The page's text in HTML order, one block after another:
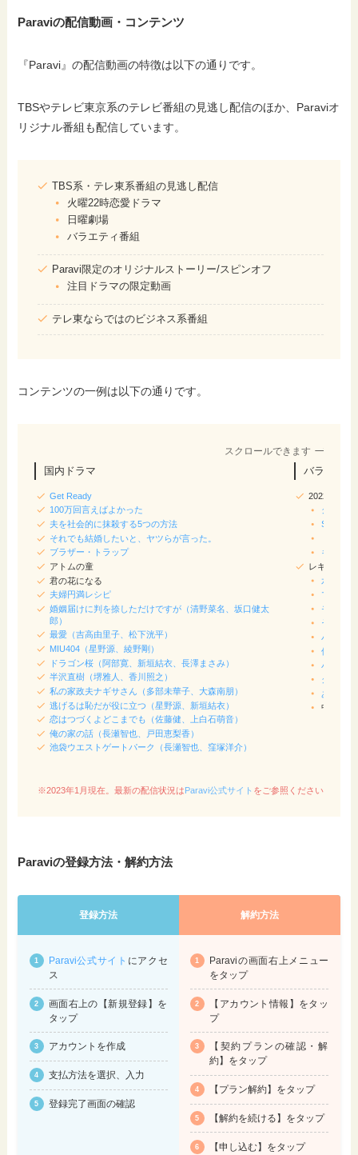
Paraviの配信動画・コンテンツ
『Paravi』の配信動画の特徴は以下の通りです。
TBSやテレビ東京系のテレビ番組の見逃し配信のほか、Paraviオ
リジナル番組も配信しています。
TBS系・テレ東系番組の見逃し配信
火曜22時恋愛ドラマ
日曜劇場
バラエティ番組
Paravi限定のオリジナルストーリー/スピンオフ
注目ドラマの限定動画
テレ東ならではのビジネス系番組
コンテンツの一例は以下の通りです。
スクロールできます
国内ドラマ
Get Ready
100万回言えばよかった
夫を社会的に抹殺する5つの方法
それでも結婚したいと、ヤツらが言った。
ブラザー・トラップ
アトムの童
君の花になる
夫婦円満レシピ
婚姻届けに判を捺しただけですが（清野菜名、坂口健太
郎）
最愛（吉高由里子、松下洸平）
MIU404（星野源、綾野剛）
ドラゴン桜（阿部寛、新垣結衣、長澤まさみ）
半沢直樹（堺雅人、香川照之）
私の家政夫ナギサさん（多部未華子、大森南朋）
逃げるは恥だが役に立つ（星野源、新垣結衣）
恋はつづくよどこまでも（佐藤健、上白石萌音）
俺の家の話（長瀬智也、戸田恵梨香）
池袋ウエストゲートパーク（長瀬智也、窪塚洋介）
バラエティ
2022/2023
クイズ
キング
レギュラー
水曜日
マツコ
モニタリ
それ
パパジ
佐藤健
バナナ
クレイ
あちこ
中居正
※2023年1月現在。最新の配信状況はParavi公式サイト をご参照ください
Paraviの登録方法・解約方法
登録方法 解約方法
Paravi公式サイト にアクセ
ス
画面右上の【新規登録】を
タップ
アカウントを作成
支払方法を選択、入力
登録完了画面の確認
Paraviの画面右上メニュー
をタップ
【アカウント情報】をタッ
プ
【契約プランの確認・解
約】をタップ
【プラン解約】をタップ
【解約を続ける】をタップ
【申し込む】をタップ